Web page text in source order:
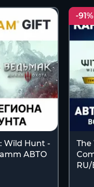
Wild Hunt -
АВТО
-91%